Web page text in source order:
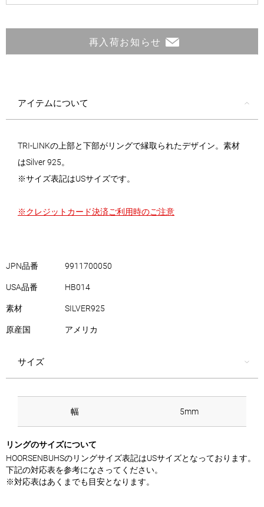
再入荷お知らせ
アイテムについて
TRI-LINKの上部と下部がリングで縁取られたデザイン。素材
はSilver 925。
※サイズ表記はUSサイズです。
※クレジットカード決済ご利用時のご注意
JPN品番 9911700050
USA品番 HB014
素材 SILVER925
原産国 アメリカ
サイズ
幅 5mm
リングのサイズについて
HOORSENBUHSのリングサイズ表記はUSサイズとなっております。
下記の対応表を参考になさってください。
※対応表はあくまでも目安となります。